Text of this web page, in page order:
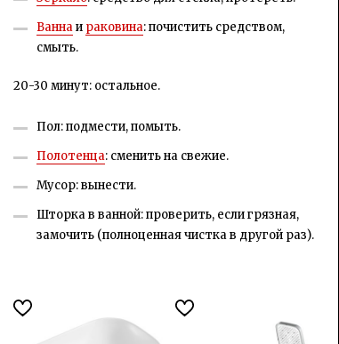
Ваннаи раковина: почистить средством,
смыть.
20-30 минут: остальное.
Пол: подмести, помыть.
Полотенца: сменить на свежие.
Мусор: вынести.
Шторка в ванной: проверить, если грязная,
замочить (полноценная чистка в другой раз).